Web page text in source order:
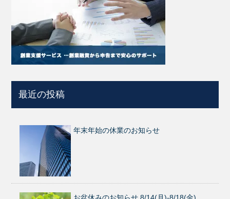
最近の投稿
年末年始の休業のお知らせ